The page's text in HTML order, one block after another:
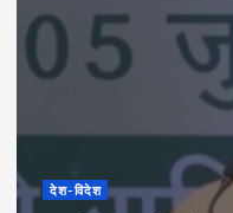
देश-विदेश